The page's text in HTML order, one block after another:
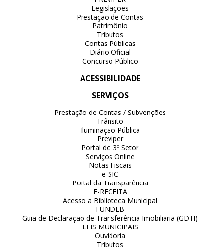
Legislações
Prestação de Contas
Patrimônio
Tributos
Contas Públicas
Diário Oficial
Concurso Público
ACESSIBILIDADE
SERVIÇOS
Prestação de Contas / Subvenções
Trânsito
Iluminação Pública
Previper
Portal do 3º Setor
Serviços Online
Notas Fiscais
e-SIC
Portal da Transparência
E-RECEITA
Acesso a Biblioteca Municipal
FUNDEB
Guia de Declaração de Transferência Imobiliaria (GDTI)
LEIS MUNICIPAIS
Ouvidoria
Tributos